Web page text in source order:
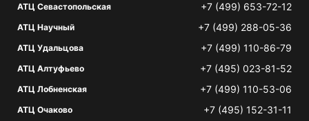
АТЦ Севастопольская +7 (499) 653-72-12
АТЦ Научный +7 (499) 288-05-36
АТЦ Удальцова +7 (499) 110-86-79
АТЦ Алтуфьево +7 (495) 023-81-52
АТЦ Лобненская +7 (499) 110-53-06
АТЦ Очаково +7 (495) 152-31-11